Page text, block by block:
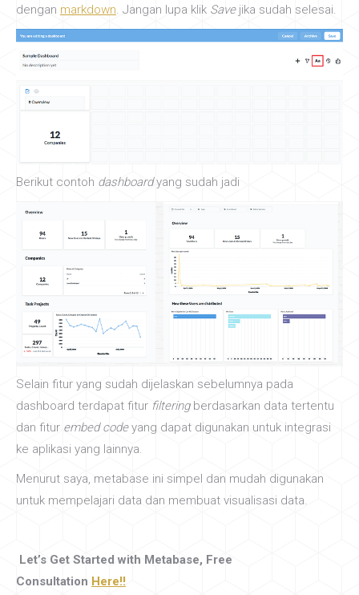
dengan markdown. Jangan lupa klik Save jika sudah selesai.
Berikut contoh dashboardyang sudah jadi
Selain fitur yang sudah dijelaskan sebelumnya pada
dashboard terdapat fitur filtering berdasarkan data tertentu
dan fitur embed codeyang dapat digunakan untuk integrasi
ke aplikasi yang lainnya.
Menurut saya, metabase ini simpel dan mudah digunakan
untuk mempelajari data dan membuat visualisasi data.
Let’s Get Started with Metabase, Free
Consultation Here!!